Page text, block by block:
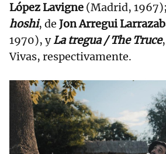
López Lavigne (Madrid, 1967);
hoshi, de Jon Arregui
1970), yLa tregua / The Truce
Vivas, respectivamente.